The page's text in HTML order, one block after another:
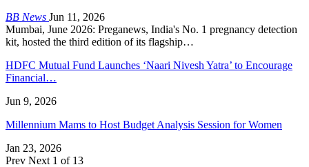
BB News Jun 11, 2026
Mumbai, June 2026: Preganews, India's No. 1 pregnancy detection
kit, hosted the third edition of its flagship…
HDFC Mutual Fund Launches ‘Naari Nivesh Yatra’ to Encourage
Financial…
Jun 9, 2026
Millennium Mams to Host Budget Analysis Session for Women
Jan 23, 2026
Prev Next 1 of 13